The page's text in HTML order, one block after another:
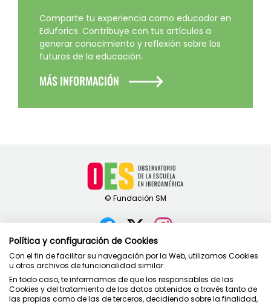
Comparte tu experiencia como educador en
Eduforics. Contribuye con tus artículos a
generar conocimiento y reflexión sobre los
futuros de la educación.
MÁS INFORMACIÓN
Contacto
Política de privacidad
Condiciones de uso
Política de cookies
Política y configuración de Cookies
Con el fin de facilitar su navegación por la Web, utilizamos Cookies
u otros archivos de funcionalidad similar.
En todo caso, te informamos de que los responsables de las
Cookies y del tratamiento de los datos obtenidos a través tanto de
las propias como de las de terceros, decidiendo sobre la finalidad,